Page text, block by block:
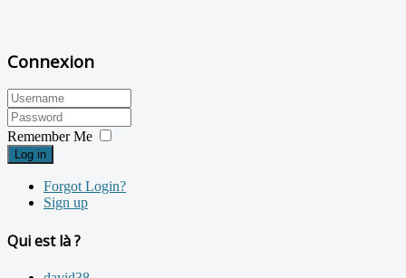
Connexion
Remember Me
Log in
Forgot Login?
Sign up
Qui est là ?